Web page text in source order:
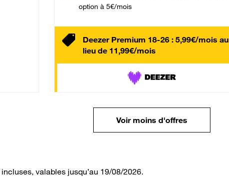
option à 5€/mois
Deezer Premium 18-26 : 5,99€/mois au
lieu de 11,99€/mois
Voir moins d'offres
incluses, valables jusqu’au 19/08/2026.